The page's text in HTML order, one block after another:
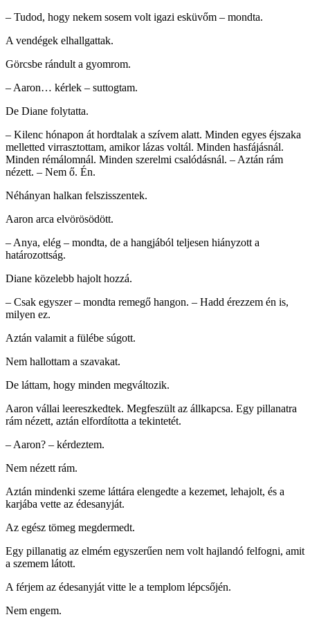
– Tudod, hogy nekem sosem volt igazi esküvőm – mondta.
A vendégek elhallgattak.
Görcsbe rándult a gyomrom.
– Aaron… kérlek – suttogtam.
De Diane folytatta.
– Kilenc hónapon át hordtalak a szívem alatt. Minden egyes éjszaka
melletted virrasztottam, amikor lázas voltál. Minden hasfájásnál.
Minden rémálomnál. Minden szerelmi csalódásnál. – Aztán rám
nézett. – Nem ő. Én.
Néhányan halkan felszisszentek.
Aaron arca elvörösödött.
– Anya, elég – mondta, de a hangjából teljesen hiányzott a
határozottság.
Diane közelebb hajolt hozzá.
– Csak egyszer – mondta remegő hangon. – Hadd érezzem én is,
milyen ez.
Aztán valamit a fülébe súgott.
Nem hallottam a szavakat.
De láttam, hogy minden megváltozik.
Aaron vállai leereszkedtek. Megfeszült az állkapcsa. Egy pillanatra
rám nézett, aztán elfordította a tekintetét.
– Aaron? – kérdeztem.
Nem nézett rám.
Aztán mindenki szeme láttára elengedte a kezemet, lehajolt, és a
karjába vette az édesanyját.
Az egész tömeg megdermedt.
Egy pillanatig az elmém egyszerűen nem volt hajlandó felfogni, amit
a szemem látott.
A férjem az édesanyját vitte le a templom lépcsőjén.
Nem engem.